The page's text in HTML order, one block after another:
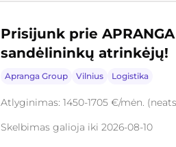
Prisijunk prie
sandėlininkų atrinkėjų!
Apranga Group Vilnius Logistika
Atlyginimas: 1450-1705 €/mėn.
Skelbimas galioja iki 2026-08-10